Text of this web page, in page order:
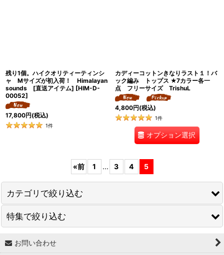
残り1個。ハイクオリティーティンシ
ャ Mサイズが初入荷！ Himalayan
sounds [直送アイテム] [HIM-D-
00052]
17,800円(税込)
1件
カディーコットンきなりラスト１！バ
ック編み トップス ★7カラー各一
点 フリーサイズ TrishuL
4,800円(税込)
1件
オプション選択
«前 1 ... 3 4 5
カテゴリで絞り込む
☆ Lady's wear
☆M e n s wear
特集で絞り込む
↓ 特集 ↓
お問い合わせ